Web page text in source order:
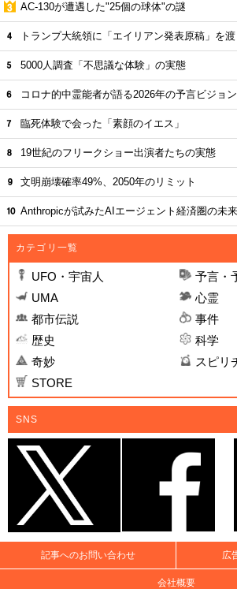
AC-130が遭遇した"25個の球体"の謎
トランプ大統領に「エイリアン発表原稿」を
5000人調査「不思議な体験」の実態
コロナ的中霊能者が語る2026年の予言ビジョン
臨死体験で会った「素顔のイエス」
19世紀のフリークショー出演者たちの実態
文明崩壊確率49%、2050年のリミット
Anthropicが試みたAIエージェント経済圏の未来
カテゴリ一覧
UFO・宇宙人
予言・
UMA
心霊
都市伝説
事件
歴史
科学
奇妙
スピリ
STORE
SNS
記事へのお問い合わせ 広
会社概要